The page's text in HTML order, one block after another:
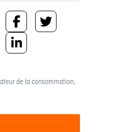
de la consommation,